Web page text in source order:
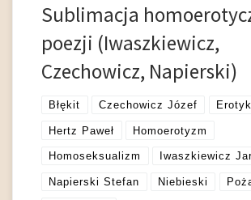
Sublimacja
poezji (Iwaszkiewicz,
Czechowicz, Napierski)
Błękit Czechowicz Józef
Hertz Paweł Homoerotyzm
Homoseksualizm Iwaszkiewicz
Napierski Stefan Niebieski